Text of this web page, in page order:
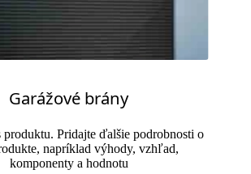
Garážové brány
produktu. Pridajte ďalšie podrobnosti o
napríklad výhody, vzhľad,
komponenty a hodnotu